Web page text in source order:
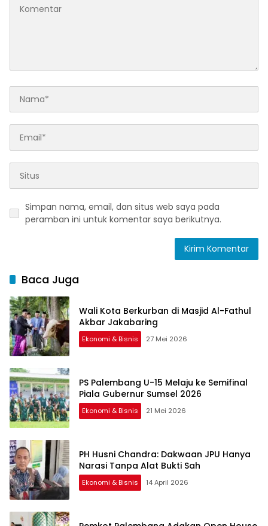
Simpan nama, email, dan situs web saya pada
peramban ini untuk komentar saya berikutnya.
Baca Juga
Wali Kota Berkurban di Masjid Al-Fathul
Akbar Jakabaring
Ekonomi & Bisnis 27 Mei 2026
PS Palembang U-15 Melaju ke Semifinal
Piala Gubernur Sumsel 2026
Ekonomi & Bisnis 21 Mei 2026
PH Husni Chandra: Dakwaan JPU Hanya
Narasi Tanpa Alat Bukti Sah
Ekonomi & Bisnis 14 April 2026